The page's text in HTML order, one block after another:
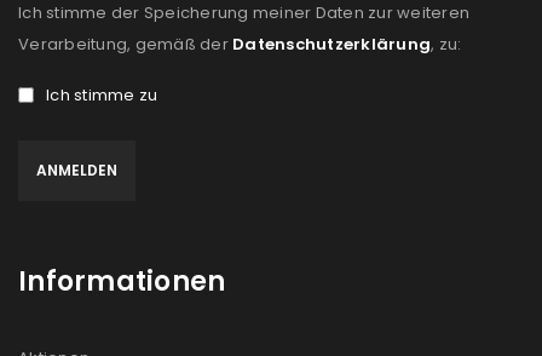
Ich stimme der Speicherung meiner Daten zur weiteren
Verarbeitung, gemäß der Datenschutzerklärung, zu:
Ich stimme zu
Informationen